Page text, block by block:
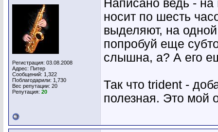
Регистрация: 03.08.2008
Адрес: Питер
Сообщений: 1,322
Поблагодарили: 1,730
Вес репутации: 20
Репутация: 20
Написано ведь - на
носит по шесть
выделяют, на
попробуй еще
слышна, а? А его
Так что trident -
полезная. Это мой